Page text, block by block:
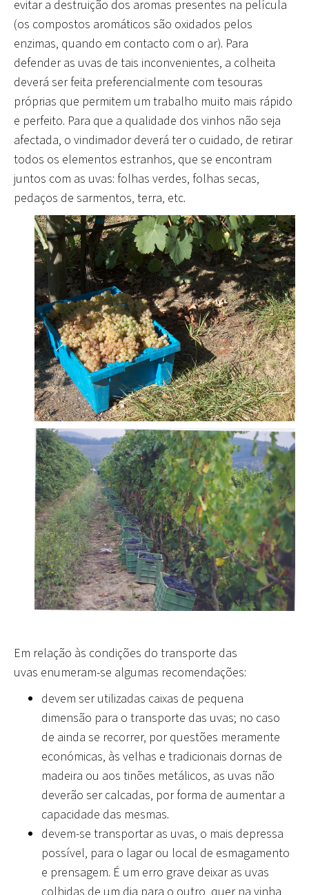
evitar a destruição dos aromas presentes na película
(os compostos aromáticos são oxidados pelos
enzimas, quando em contacto com o ar). Para
defender as uvas de tais inconvenientes, a colheita
deverá ser feita preferencialmente com tesouras
próprias que permitem um trabalho muito mais rápido
e perfeito. Para que a qualidade dos vinhos não seja
afectada, o vindimador deverá ter o cuidado, de retirar
todos os elementos estranhos, que se encontram
juntos com as uvas: folhas verdes, folhas secas,
pedaços de sarmentos, terra, etc.
Em relação às condições do transporte das
uvas enumeram-se algumas recomendações:
devem ser utilizadas caixas de pequena
dimensão para o transporte das uvas; no caso
de ainda se recorrer, por questões meramente
económicas, às velhas e tradicionais dornas de
madeira ou aos tinões metálicos, as uvas não
deverão ser calcadas, por forma de aumentar a
capacidade das mesmas.
devem-se transportar as uvas, o mais depressa
possível, para o lagar ou local de esmagamento
e prensagem. É um erro grave deixar as uvas